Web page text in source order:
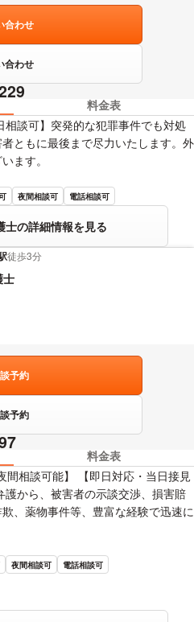
合わせ
合わせ
料金表
談可】突発的な犯罪事件でも対処
ともに最後まで尽力いたします。外
ます。
夜間相談可 電話相談可
士の詳細情報を見る
徒歩3分
士
予約
予約
料金表
間相談可能】 【即日対応・当日接見
から、被害者の示談交渉、損害賠
、薬物事件等、豊富な経験で迅速に
夜間相談可 電話相談可